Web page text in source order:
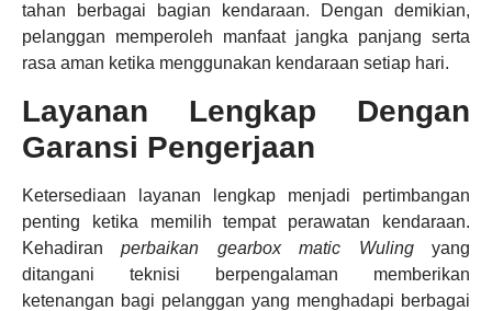
tahan berbagai bagian kendaraan. Dengan demikian,
pelanggan memperoleh manfaat jangka panjang serta
rasa aman ketika menggunakan kendaraan setiap hari.
Layanan Lengkap Dengan
Garansi Pengerjaan
Ketersediaan layanan lengkap menjadi pertimbangan
penting ketika memilih tempat perawatan kendaraan.
Kehadiranperbaikan gearbox matic Wulingyang
ditangani teknisi berpengalaman memberikan
ketenangan bagi pelanggan yang menghadapi berbagai